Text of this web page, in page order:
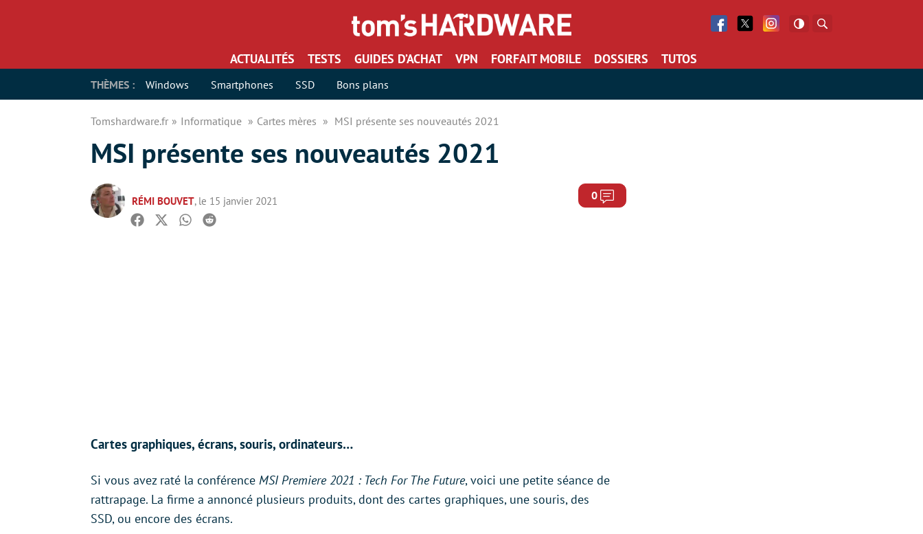
Facebook
Twitter Facebook
ACTUALITÉS TESTS GUIDES D’ACHAT VPN FORFAIT MOBILE DOSSIERS TUTOS
THÈMES : Windows Smartphones SSD Bons plans
Tomshardware.fr Informatique Cartes mères MSI présente ses nouveautés 2021
MSI présente ses nouveautés 2021
RÉMI BOUVET, le 15 janvier 2021 0 Commentaires
Facebook
TwitterWhatsapp
Reddit
Cartes graphiques, écrans, souris, ordinateurs…
Si vous avez raté la conférence MSI Premiere 2021 : Tech For The Future, voici une petite séance de
rattrapage. La firme a annoncé plusieurs produits, dont des cartes graphiques, une souris, des
SSD, ou encore des écrans.